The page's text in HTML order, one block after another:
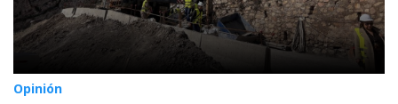
Opinión